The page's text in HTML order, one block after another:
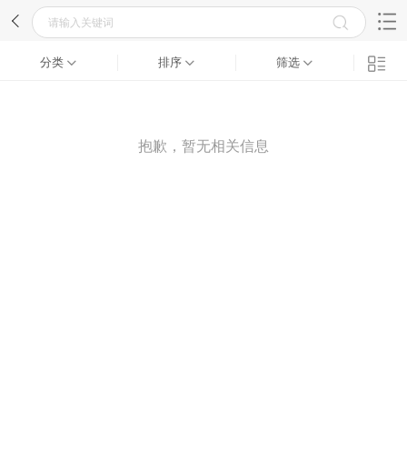
分类 排序 筛选
抱歉，暂无相关信息